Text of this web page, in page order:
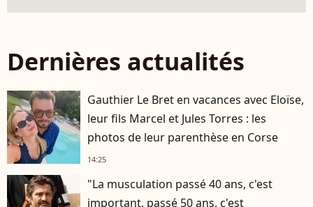
Dernières actualités
Gauthier Le Bret en vacances avec Eloïse,
leur fils Marcel et Jules Torres : les
photos de leur parenthèse en Corse
14:25
"La musculation passé 40 ans, c'est
important, passé 50 ans, c'est